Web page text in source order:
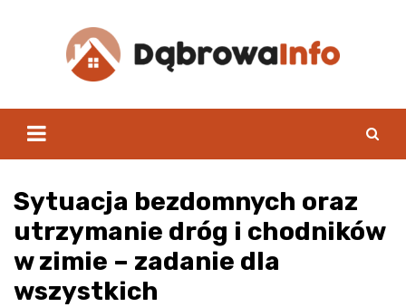
Sytuacja bezdomnych oraz
utrzymanie dróg i chodników
w zimie – zadanie dla
wszystkich